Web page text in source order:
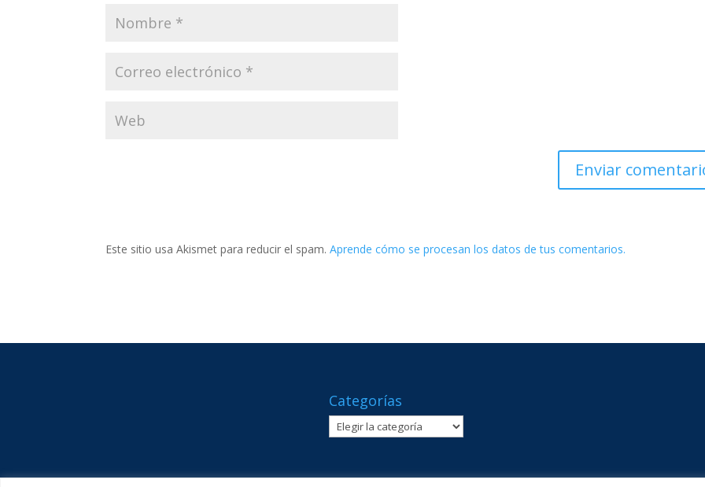
Este sitio usa Akismet para reducir el spam.Aprende cómo se procesan los datos de tus comentarios.
Categorías
Categorías